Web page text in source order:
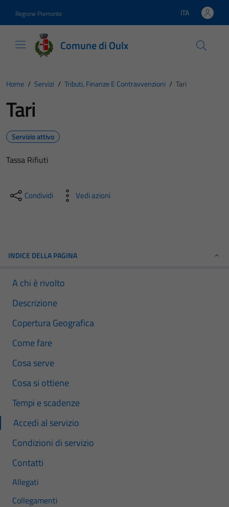
Regione Piemonte Lingua attiva:
ITA
Comune di Oulx
Home / Servizi / Tributi, Finanze E Contravvenzioni / Tari
Tari
Servizio attivo
Tassa Rifiuti
Condividi Vedi azioni
INDICE DELLA PAGINA
A chi è rivolto
Descrizione
Copertura Geografica
Come fare
Cosa serve
Cosa si ottiene
Tempi e scadenze
Accedi al servizio
Condizioni di servizio
Contatti
Allegati
Collegamenti